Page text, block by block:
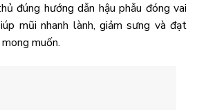
đúng hướng dẫn hậu phẫu đóng vai
mũi nhanh lành, giảm sưng và đạt
muốn.